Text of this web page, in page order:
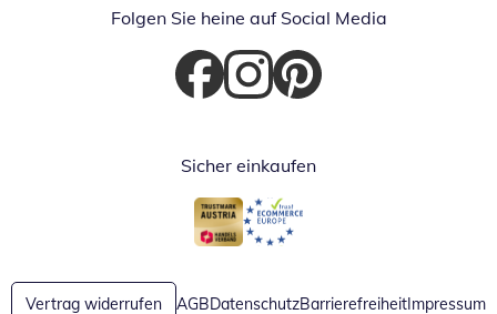
Folgen Sie heine auf Social Media
Öffnet in neuem Fenster
Öffnet in neuem Fenster
Öffnet in neuem Fenster
Sicher einkaufen
Öffnet in neuem Fenster
Öffnet in neuem Fenster
Vertrag widerrufen AGBDatenschutzBarrierefreiheitImpressum